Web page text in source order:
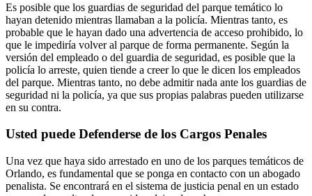
Es posible que los guardias de seguridad del parque temático lo
hayan detenido mientras llamaban a la policía. Mientras tanto, es
probable que le hayan dado una advertencia de acceso prohibido, lo
que le impediría volver al parque de forma permanente. Según la
versión del empleado o del guardia de seguridad, es posible que la
policía lo arreste, quien tiende a creer lo que le dicen los empleados
del parque. Mientras tanto, no debe admitir nada ante los guardias de
seguridad ni la policía, ya que sus propias palabras pueden utilizarse
en su contra.
Usted puede Defenderse de los Cargos Penales
Una vez que haya sido arrestado en uno de los parques temáticos de
Orlando, es fundamental que se ponga en contacto con un abogado
penalista. Se encontrará en el sistema de justicia penal en un estado